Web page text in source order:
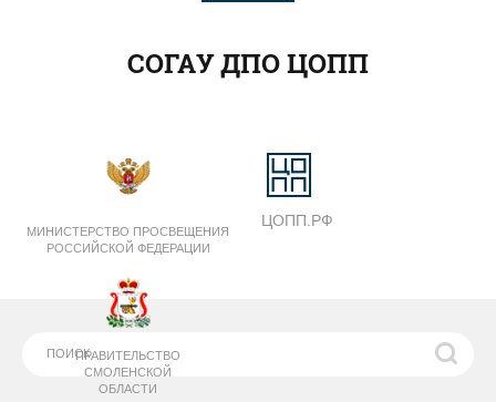
МИНИСТЕРСТВО ПРОСВЕЩЕНИЯ
РОССИЙСКОЙ ФЕДЕРАЦИИ
ПРАВИТЕЛЬСТВО
СМОЛЕНСКОЙ
ОБЛАСТИ
ЦОПП.РФ
СОГАУ ДПО ЦОПП